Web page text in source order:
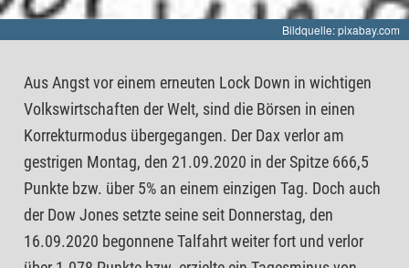
Bildquelle: pixabay.com
Aus Angst vor einem erneuten Lock Down in wichtigen
Volkswirtschaften der Welt, sind die Börsen in einen
Korrekturmodus übergegangen. Der Dax verlor am
gestrigen Montag, den 21.09.2020 in der Spitze 666,5
Punkte bzw. über 5% an einem einzigen Tag. Doch auch
der Dow Jones setzte seine seit Donnerstag, den
16.09.2020 begonnene Talfahrt weiter fort und verlor